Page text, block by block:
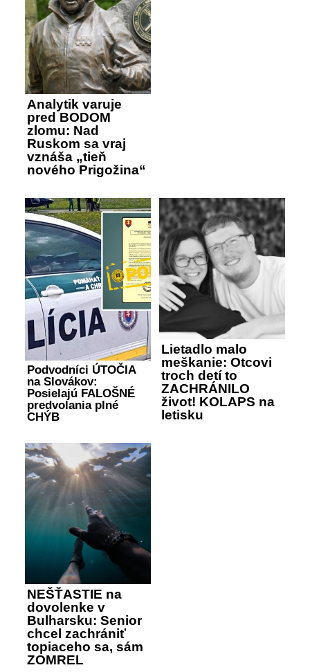
Analytik varuje
pred BODOM
zlomu: Nad
Ruskom sa vraj
vznáša „tieň
nového Prigožina“
Podvodníci ÚTOČIA
na Slovákov:
Posielajú FALOŠNÉ
predvolania plné
CHÝB
Lietadlo malo
meškanie: Otcovi
troch detí to
ZACHRÁNILO
život! KOLAPS na
letisku
NEŠŤASTIE na
dovolenke v
Bulharsku: Senior
chcel zachrániť
topiaceho sa, sám
ZOMREL